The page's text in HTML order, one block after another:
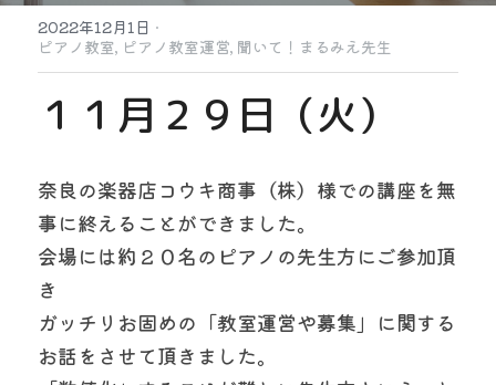
2022年12月1日 ·
ピアノ教室, ピアノ教室運営, 聞いて！まるみえ先生
１１月２９日（火）
奈良の楽器店コウキ商事（株）様での講座を無
事に終えることができました。
会場には約２０名のピアノの先生方にご参加頂
き
ガッチリお固めの「教室運営や募集」に関する
お話をさせて頂きました。